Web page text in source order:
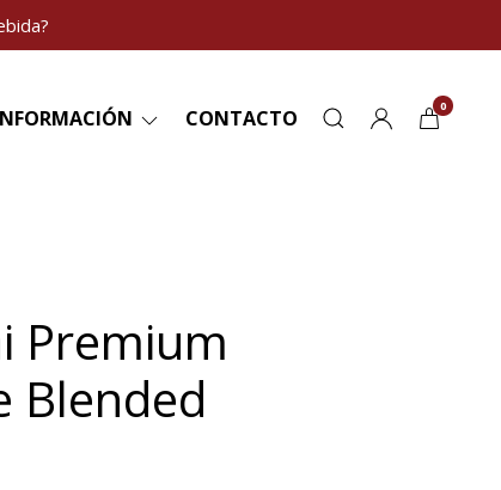
CONTACTO 0
Premium
Blended